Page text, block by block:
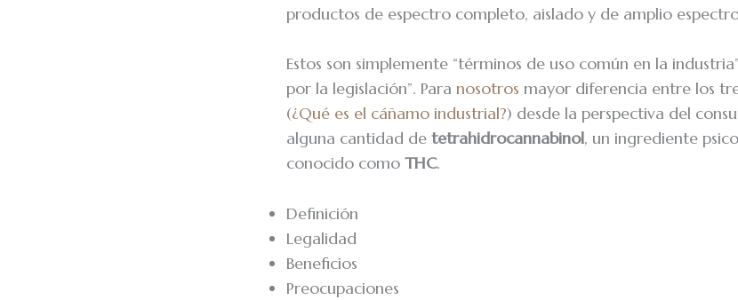
productos de espectro completo, aislado y de amplio
Estos son simplemente “términos de uso común en la
por la legislación”. Para nosotros mayor diferencia entre los
(¿Qué es el cáñamo industrial?) desde la perspectiva del
alguna cantidad de tetrahidrocannabinol, un ingrediente
conocido como THC.
Definición
Legalidad
Beneficios
Preocupaciones